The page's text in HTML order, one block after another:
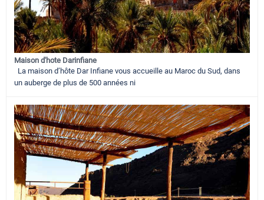
Maison d'hote Darinfiane
La maison d’hôte Dar Infiane vous accueille au Maroc du Sud, dans
un auberge de plus de 500 années ni